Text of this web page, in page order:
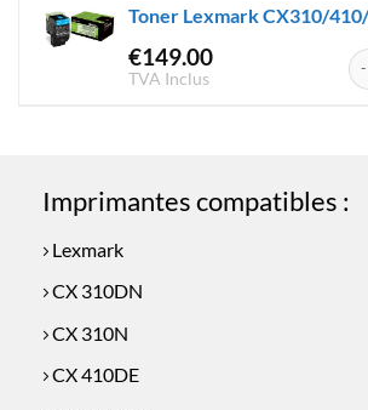
Toner Lexmark CX310/
€149.00
TVA Inclus
Imprimantes compatibles :
Lexmark
CX 310DN
CX 310N
CX 410DE